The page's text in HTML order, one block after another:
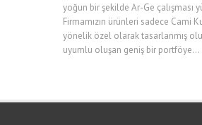
yoğun bir şekilde Ar-Ge çalışması
Firmamızın ürünleri sadece Cami
yönelik özel olarak tasarlanmış
uyumlu oluşan geniş bir portföye...